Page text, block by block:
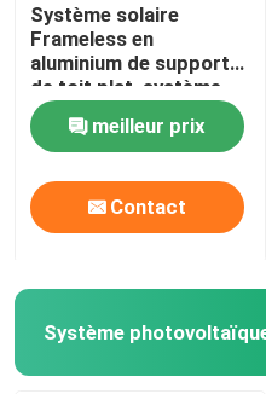
Système solaire
Frameless en
aluminium de support
de toit plat, système
commercial de support
de ballastmeilleur prix
Contact